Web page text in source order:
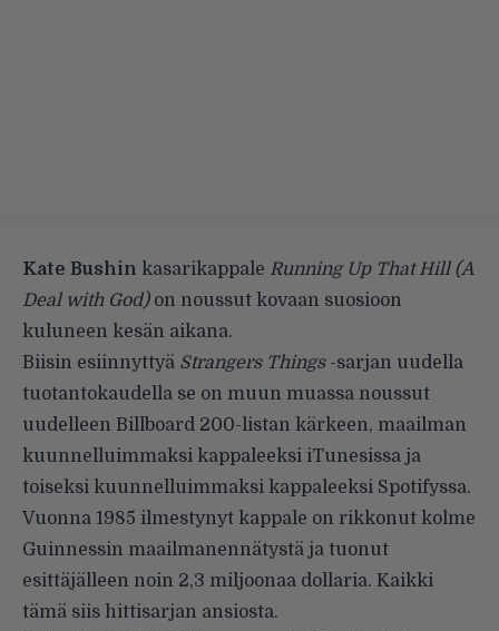
Kate Bushin kasarikappale Running Up That Hill (A
Deal with God)on noussut kovaan suosioon
kuluneen kesän aikana.
Biisin esiinnyttyä Strangers Things-sarjan uudella
tuotantokaudella se on muun muassa noussut
uudelleen Billboard 200-listan kärkeen, maailman
kuunnelluimmaksi kappaleeksi iTunesissa ja
toiseksi kuunnelluimmaksi kappaleeksi Spotifyssa.
Vuonna 1985 ilmestynyt kappale on rikkonut kolme
Guinnessin maailmanennätystä ja tuonut
esittäjälleen noin 2,3 miljoonaa dollaria. Kaikki
tämä siis hittisarjan ansiosta.